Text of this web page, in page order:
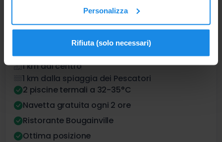
Personalizza
Rifiuta (solo necessari)
Hotel Bellevue Benessere &
1 km dal centro
1 km dalla spiaggia dei Pescatori
2 piscine termali a 32-35°C
Navetta gratuita ogni 2 ore
Ristorante Bougainville
Ottima posizione